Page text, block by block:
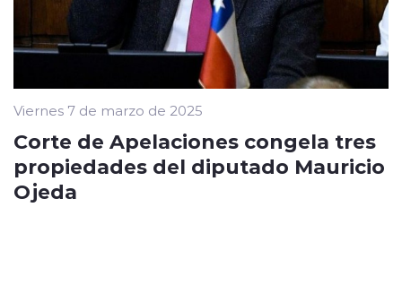
Viernes 7 de marzo de 2025
Corte de Apelaciones congela tres
propiedades del diputado Mauricio
Ojeda